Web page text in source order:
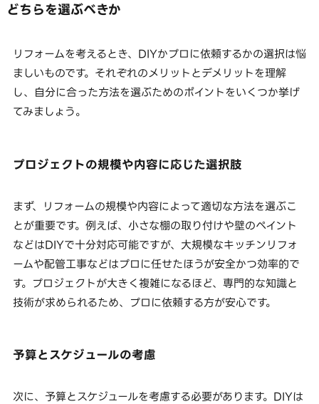
どちらを選ぶべきか
リフォームを考えるとき、DIYかプロに依頼するかの選択は悩
ましいものです。それぞれのメリットとデメリットを理解
し、自分に合った方法を選ぶためのポイントをいくつか挙げ
てみましょう。
プロジェクトの規模や内容に応じた選択肢
まず、リフォームの規模や内容によって適切な方法を選ぶこ
とが重要です。例えば、小さな棚の取り付けや壁のペイント
などはDIYで十分対応可能ですが、大規模なキッチンリフォ
ームや配管工事などはプロに任せたほうが安全かつ効率的で
す。プロジェクトが大きく複雑になるほど、専門的な知識と
技術が求められるため、プロに依頼する方が安心です。
予算とスケジュールの考慮
次に、予算とスケジュールを考慮する必要があります。DIYは